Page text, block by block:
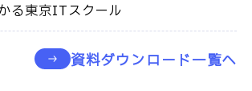
る東京ITスクール
資料ダウンロード一覧へ